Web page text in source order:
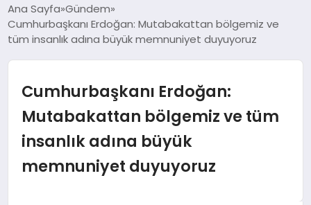
TEKNOLOJI
MAGAZIN
Ana Sayfa Gündem
Cumhurbaşkanı Erdoğan: Mutabakattan bölgemiz ve
tüm insanlık adına büyük memnuniyet duyuyoruz
Cumhurbaşkanı Erdoğan:
Mutabakattan bölgemiz ve tüm
insanlık adına büyük
memnuniyet duyuyoruz